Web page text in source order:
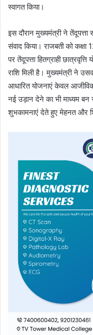
स्वागत किया।
इस दौरान मुख्यमंत्री ने तेंदूपत्ता
संवाद किया। राजबती को
पर तेंदूपत्ता हितग्राही
राशि मिली है। मुख्यमंत्री ने
आधारित योजनाएं केवल
नई उड़ान देने का भी माध्यम बन
शुभकामनाएं देते हुए मेहनत और